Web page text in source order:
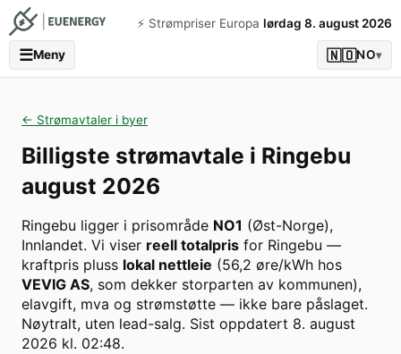
⚡️ Strømpriser Europa lørdag 8. august 2026
☰Meny 🇳🇴NO▾
← Strømavtaler i byer
Billigste strømavtale i Ringebu
august 2026
Ringebu ligger i prisområde NO1 (Øst-Norge),
Innlandet. Vi viser reell totalpris for Ringebu —
kraftpris pluss lokal nettleie (56,2 øre/kWh hos
VEVIG AS, som dekker storparten av kommunen),
elavgift, mva og strømstøtte — ikke bare påslaget.
Nøytralt, uten lead-salg. Sist oppdatert 8. august
2026 kl. 02:48.